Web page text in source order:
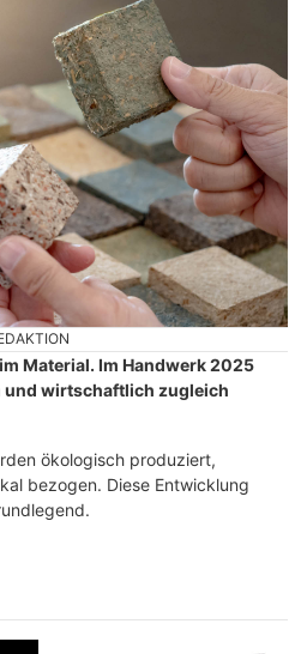
Material. Im Handwerk 2025
wirtschaftlich zugleich
ökologisch produziert,
bezogen. Diese Entwicklung